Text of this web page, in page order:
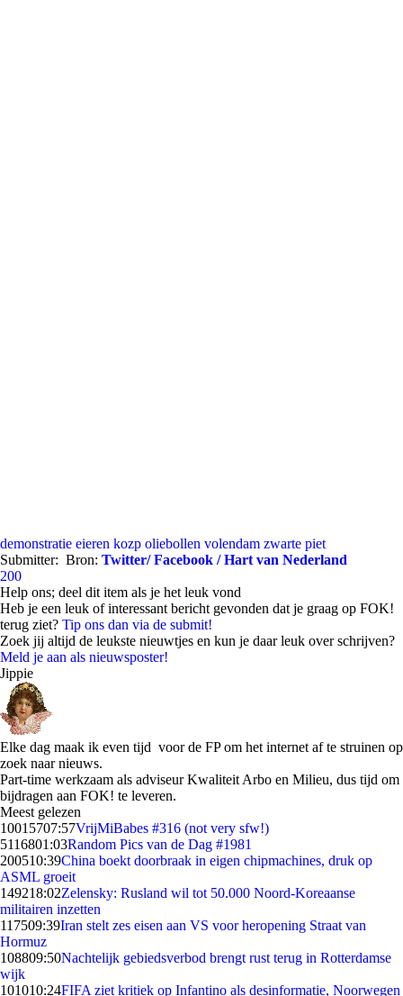
demonstratie eieren kozp oliebollen volendam zwarte piet
Submitter: Bron: Twitter/ Facebook / Hart van Nederland
200
Help ons; deel dit item als je het leuk vond
Heb je een leuk of interessant bericht gevonden dat je graag op FOK!
terug ziet? Tip ons dan via de submit!
Zoek jij altijd de leukste nieuwtjes en kun je daar leuk over schrijven?
Meld je aan als nieuwsposter!
Jippie
Elke dag maak ik even tijd voor de FP om het internet af te struinen op
zoek naar nieuws.
Part-time werkzaam als adviseur Kwaliteit Arbo en Milieu, dus tijd om
bijdragen aan FOK! te leveren.
Meest gelezen
10015707:57VrijMiBabes #316 (not very sfw!)
5116801:03Random Pics van de Dag #1981
200510:39China boekt doorbraak in eigen chipmachines, druk op
ASML groeit
149218:02Zelensky: Rusland wil tot 50.000 Noord-Koreaanse
militairen inzetten
117509:39Iran stelt zes eisen aan VS voor heropening Straat van
Hormuz
108809:50Nachtelijk gebiedsverbod brengt rust terug in Rotterdamse
wijk
101010:24FIFA ziet kritiek op Infantino als desinformatie, Noorwegen